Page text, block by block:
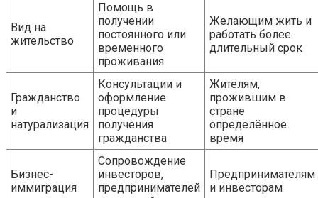
Вид на
жительство
Помощь в
получении
постоянного или
временного
проживания
Желающим жить и
работать более
длительный срок
Гражданство
и
натурализация
Консультации и
оформление
процедуры
получения
гражданства
Жителям,
прожившим в
стране
определённое
время
Бизнес-
иммиграция
Сопровождение
инвесторов,
предпринимателей
Предпринимателям
и инвесторам